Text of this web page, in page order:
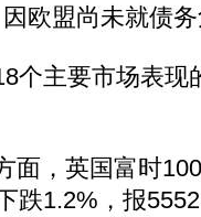
欧盟尚未就债
主要市场表现
，英国富时100
跌1.2%，报